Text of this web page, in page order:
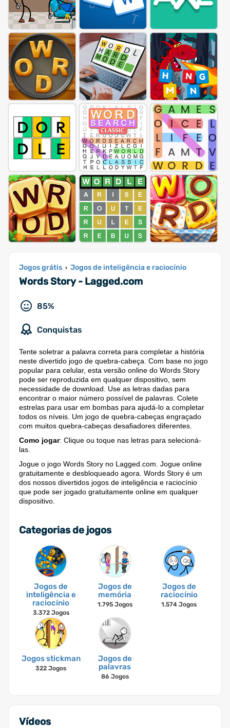
Jogos grátis › Jogos de inteligência e raciocínio
Words Story - Lagged.com
85%
Conquistas
Tente soletrar a palavra correta para completar a história
neste divertido jogo de quebra-cabeça. Com base no jogo
popular para celular, esta versão online do Words Story
pode ser reproduzida em qualquer dispositivo, sem
necessidade de download. Use as letras dadas para
encontrar o maior número possível de palavras. Colete
estrelas para usar em bombas para ajudá-lo a completar
todos os níveis. Um jogo de quebra-cabeças engraçado
com muitos quebra-cabeças desafiadores diferentes.
Como jogar: Clique ou toque nas letras para selecioná-
las.
Jogue o jogo Words Story no Lagged.com. Jogue online
gratuitamente e desbloqueado agora. Words Story é um
dos nossos divertidos jogos de inteligência e raciocínio
que pode ser jogado gratuitamente online em qualquer
dispositivo.
Categorias de jogos
Jogos de
inteligência e
raciocínio
3.372 Jogos
Jogos de
memória
1.795 Jogos
Jogos de
raciocínio
1.574 Jogos
Jogos stickman
322 Jogos
Jogos de
palavras
86 Jogos
Vídeos